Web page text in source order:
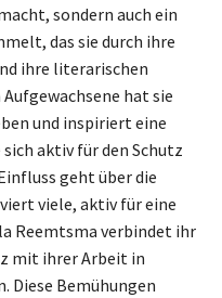
sondern auch ein
das sie durch ihre
ihre literarischen
hat sie
und inspiriert eine
aktiv für den Schutz
geht über die
viele, aktiv für eine
Reemtsma verbindet ihr
mit ihrer Arbeit in
Diese Bemühungen